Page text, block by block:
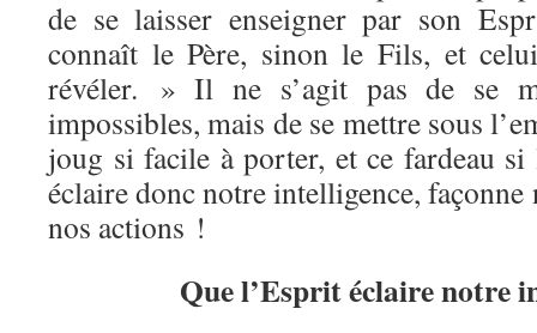
de se laisser enseigner par son
connaît le Père, sinon le Fils, et
révéler. » Il ne s’agit pas de se
impossibles, mais de se mettre sous
joug si facile à porter, et ce fardeau
éclaire donc notre intelligence,
nos actions !
Que l’Esprit éclaire notre